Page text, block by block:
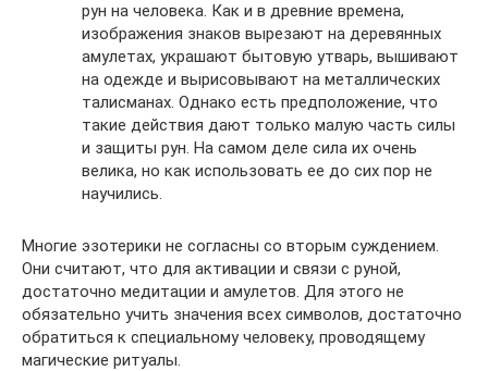
рун на человека. Как и в древние времена,
изображения знаков вырезают на деревянных
амулетах, украшают бытовую утварь, вышивают
на одежде и вырисовывают на металлических
талисманах. Однако есть предположение, что
такие действия дают только малую часть силы
и защиты рун. На самом деле сила их очень
велика, но как использовать ее до сих пор не
научились.
Многие эзотерики не согласны со вторым суждением.
Они считают, что для активации и связи с руной,
достаточно медитации и амулетов. Для этого не
обязательно учить значения всех символов, достаточно
обратиться к специальному человеку, проводящему
магические ритуалы.